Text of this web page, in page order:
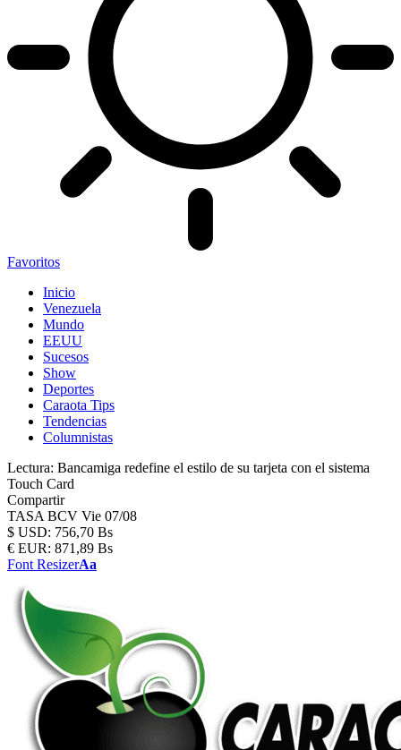
Favoritos
Inicio
Venezuela
Mundo
EEUU
Sucesos
Show
Deportes
Caraota Tips
Tendencias
Columnistas
Lectura: Bancamiga redefine el estilo de su tarjeta con el sistema
Touch Card
Compartir
TASA BCV Vie 07/08
$ USD: 756,70 Bs
€ EUR: 871,89 Bs
Font ResizerAa